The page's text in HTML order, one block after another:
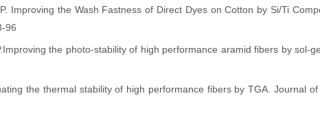
Improving the Wash Fastness of Direct Dyes on Cotton by Si/Ti
96
Improving the photo-stability of high performance aramid fibers by sol-
the thermal stability of high performance fibers by TGA. Journal